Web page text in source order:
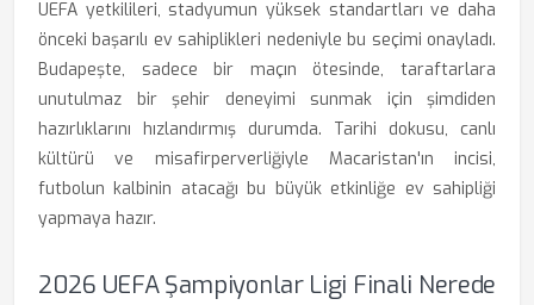
UEFA yetkilileri, stadyumun yüksek standartları ve daha
önceki başarılı ev sahiplikleri nedeniyle bu seçimi onayladı.
Budapeşte, sadece bir maçın ötesinde, taraftarlara
unutulmaz bir şehir deneyimi sunmak için şimdiden
hazırlıklarını hızlandırmış durumda. Tarihi dokusu, canlı
kültürü ve misafirperverliğiyle Macaristan'ın incisi,
futbolun kalbinin atacağı bu büyük etkinliğe ev sahipliği
yapmaya hazır.
2026 UEFA Şampiyonlar Ligi Finali Nerede